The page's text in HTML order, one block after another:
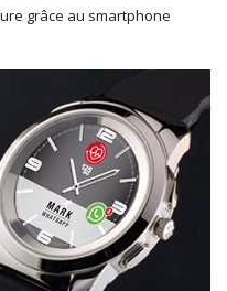
grâce au smartphone